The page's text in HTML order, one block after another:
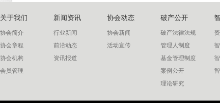
关于我们
协会简介
协会章程
协会机构
会员管理
新闻资讯
行业新闻
前沿动态
资讯报道
协会动态
协会新闻
活动宣传
破产公开
破产法律法规
管理人制度
基金管理制度
案例公开
理论研究